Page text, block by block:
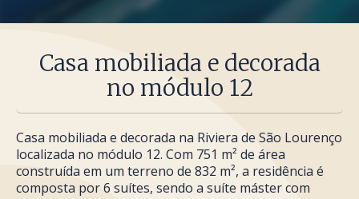
Casa mobiliada e decorada
no módulo 12
Casa mobiliada e decorada na Riviera de São Lourenço
localizada no módulo 12. Com 751 m² de área
construída em um terreno de 832 m², a residência é
composta por 6 suítes, sendo a suíte máster com